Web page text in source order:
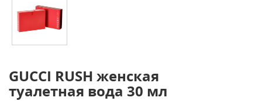
GUCCI RUSH женская
туалетная вода 30 мл